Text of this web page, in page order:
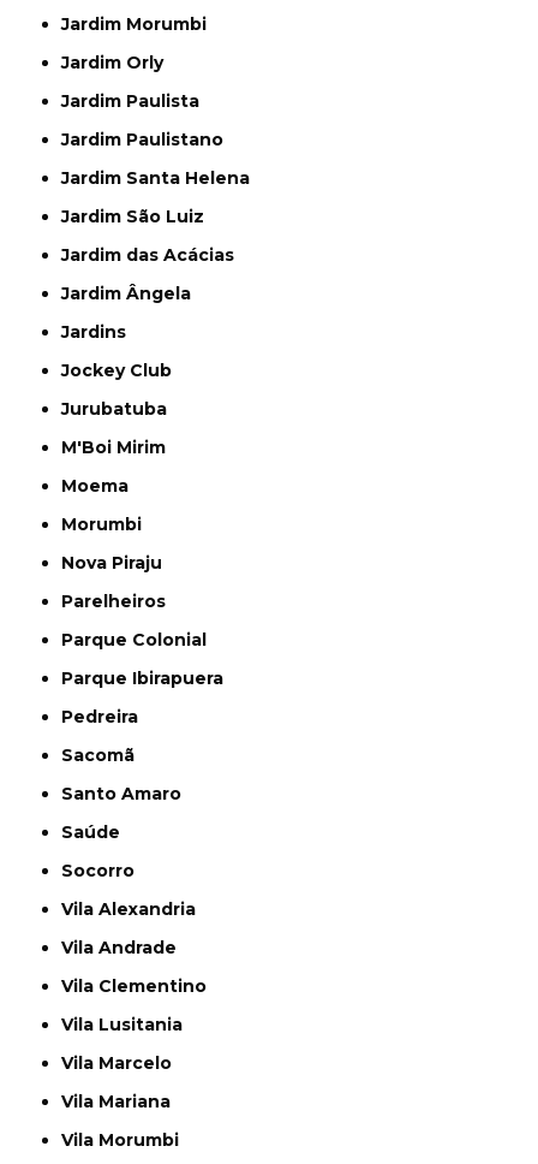
Jardim Morumbi
Jardim Orly
Jardim Paulista
Jardim Paulistano
Jardim Santa Helena
Jardim São Luiz
Jardim das Acácias
Jardim Ângela
Jardins
Jockey Club
Jurubatuba
M'Boi Mirim
Moema
Morumbi
Nova Piraju
Parelheiros
Parque Colonial
Parque Ibirapuera
Pedreira
Sacomã
Santo Amaro
Saúde
Socorro
Vila Alexandria
Vila Andrade
Vila Clementino
Vila Lusitania
Vila Marcelo
Vila Mariana
Vila Morumbi